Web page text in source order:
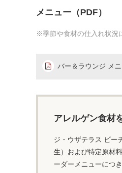
メニュー（PDF）
※季節や食材の仕入れ状況
バー＆ラウンジ メ
アレルゲン食材
ジ・ウザテラス ビー
生）および特定原材
ーダーメニューにつ